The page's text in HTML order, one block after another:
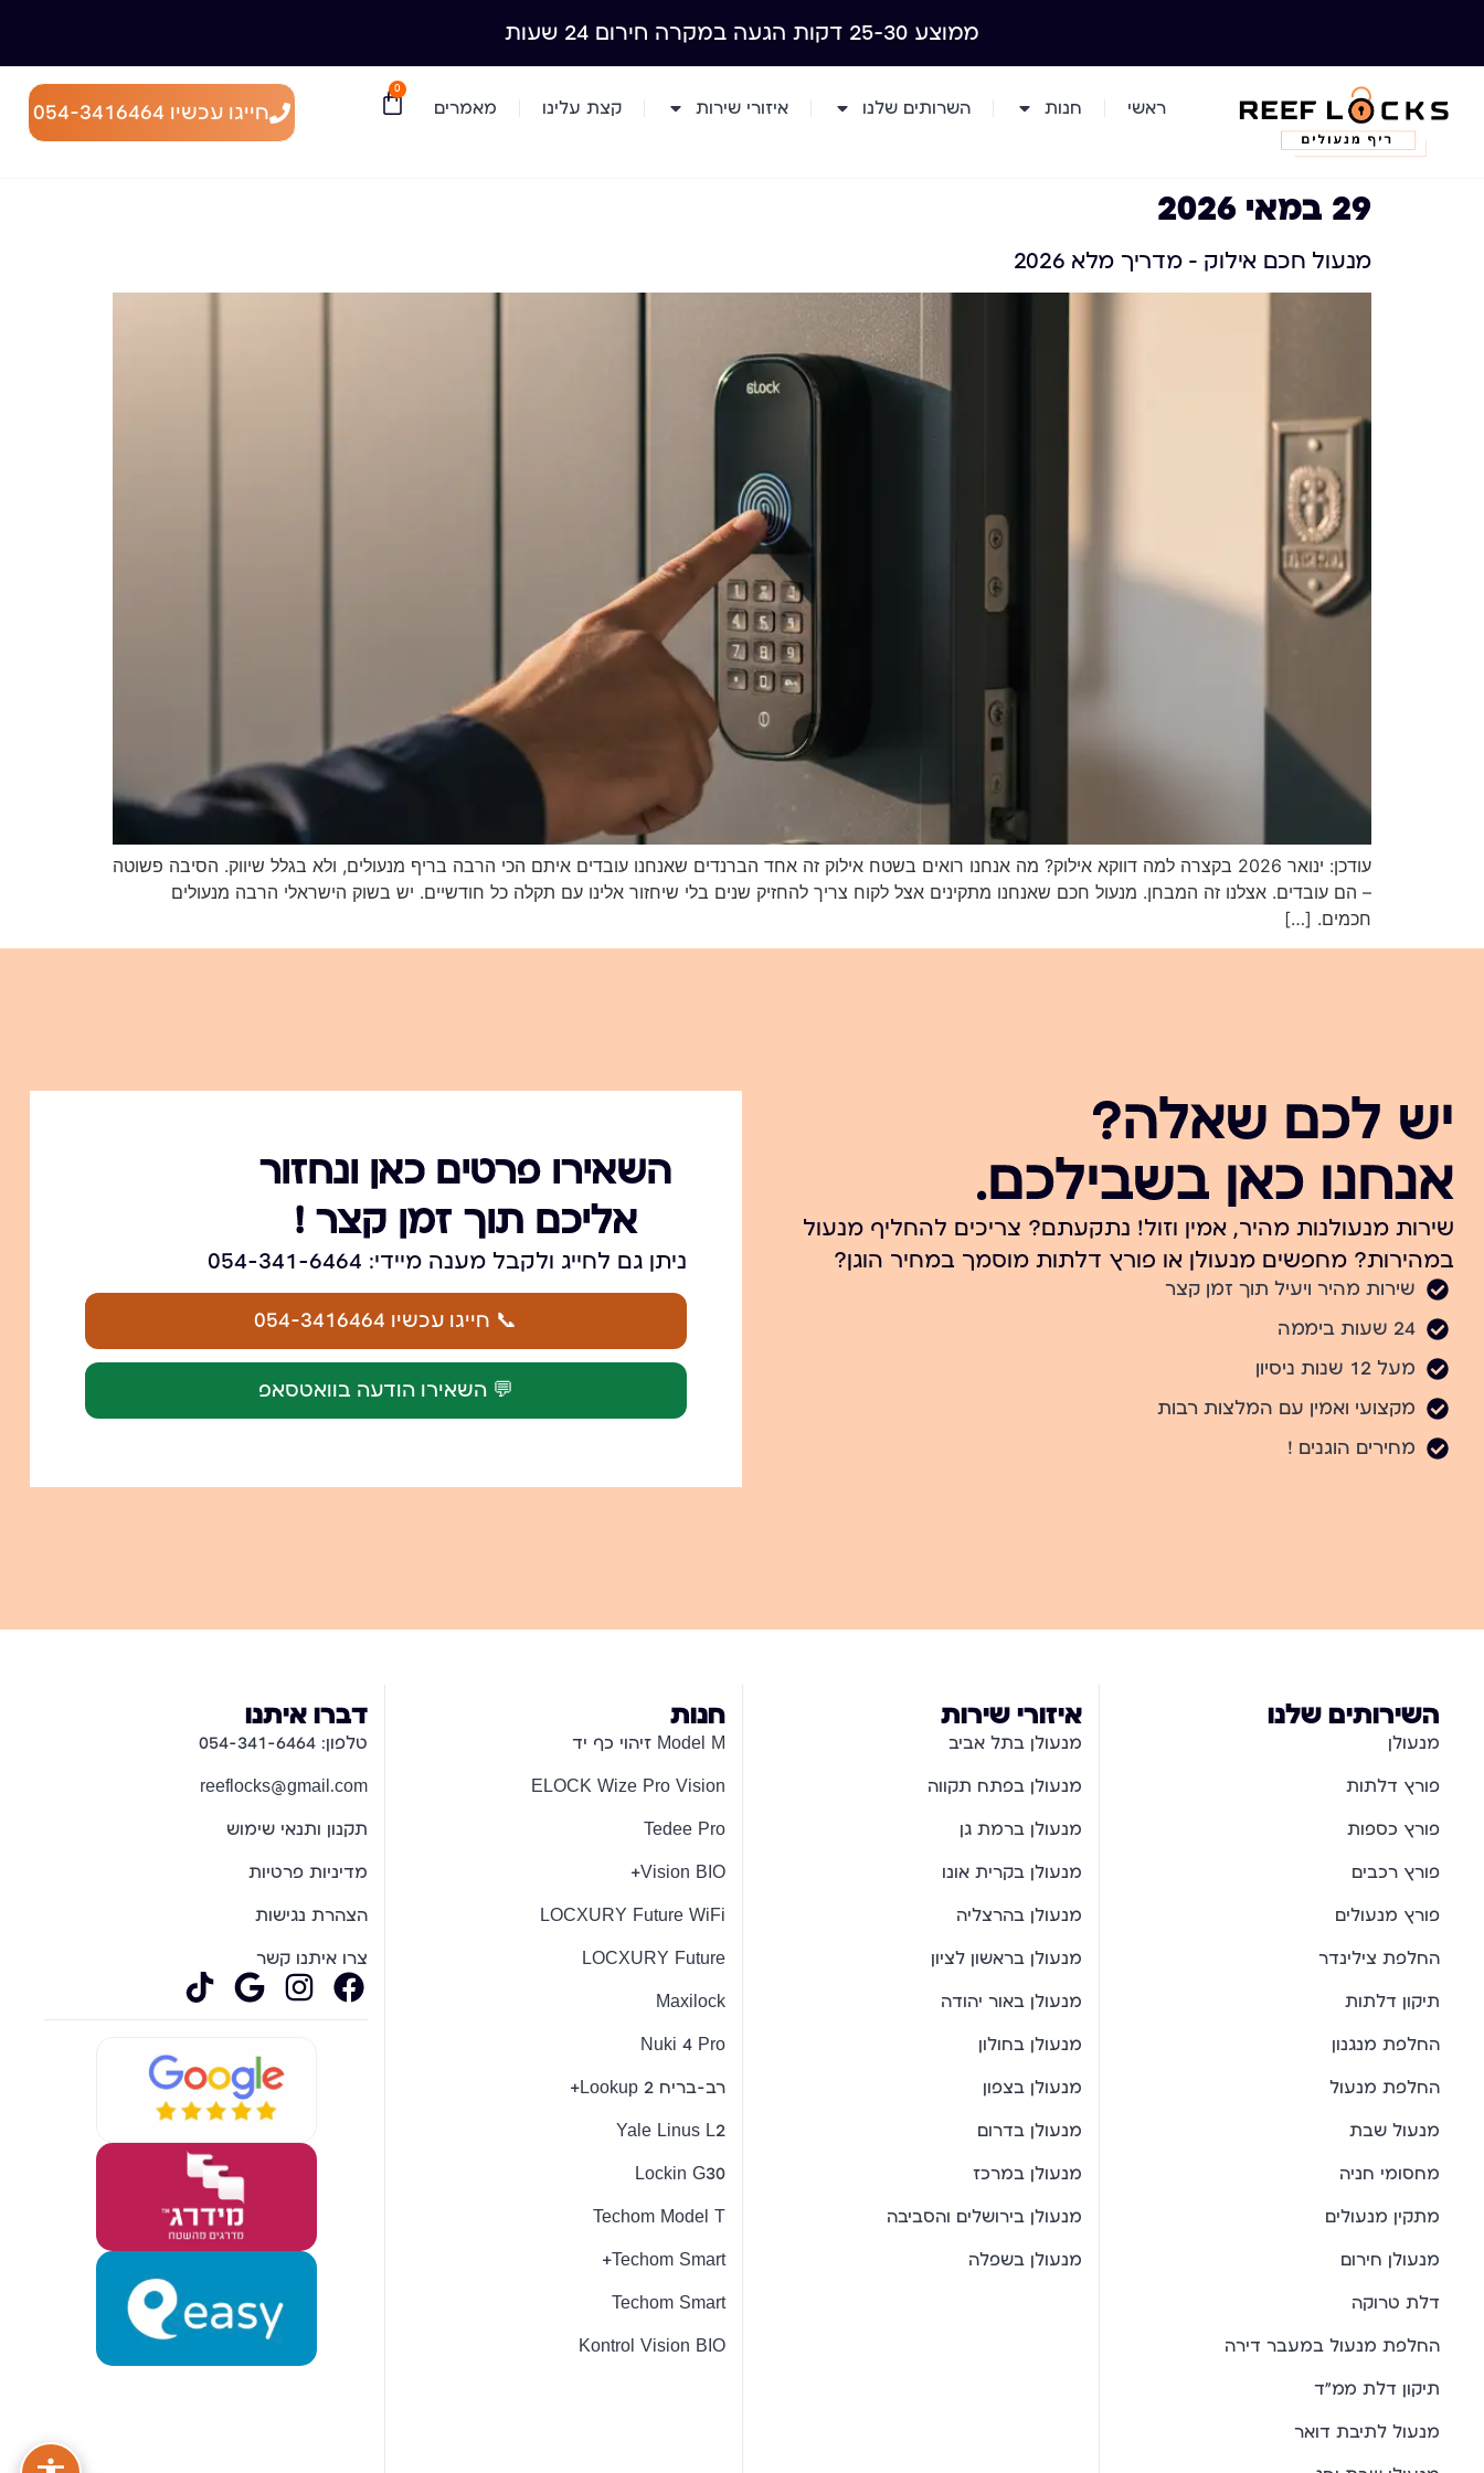
ממוצע 25-30 דקות הגעה במקרה חירום 24 שעות
ראשי חנות השרותים שלנו איזורי שירות קצת עלינו מאמרים
0
חייגו עכשיו 054-3416464
29 במאי 2026
מנעול חכם אילוק – מדריך מלא 2026
עודכן: ינואר 2026 בקצרה למה דווקא אילוק? מה אנחנו רואים בשטח אילוק זה אחד הברנדים שאנחנו עובדים איתם הכי הרבה בריף מנעולים, ולא בגלל שיווק. הסיבה פשוטה
– הם עובדים. אצלנו זה המבחן. מנעול חכם שאנחנו מתקינים אצל לקוח צריך להחזיק שנים בלי שיחזור אלינו עם תקלה כל חודשיים. יש בשוק הישראלי הרבה מנעולים
חכמים. […]
יש לכם שאלה?
אנחנו כאן בשבילכם.
שירות מנעולנות מהיר, אמין וזול! נתקעתם? צריכים להחליף מנעול
במהירות? מחפשים מנעולן או פורץ דלתות מוסמך במחיר הוגן?
שירות מהיר ויעיל תוך זמן קצר
24 שעות ביממה
מעל 12 שנות ניסיון
מקצועי ואמין עם המלצות רבות
מחירים הוגנים !
השאירו פרטים כאן ונחזור
אליכם תוך זמן קצר !
ניתן גם לחייג ולקבל מענה מיידי: 054-341-6464
📞 חייגו עכשיו 054-3416464
💬 השאירו הודעה בוואטסאפ
השירותים שלנו
מנעולן
פורץ דלתות
פורץ כספות
פורץ רכבים
פורץ מנעולים
החלפת צילינדר
תיקון דלתות
החלפת מנגנון
החלפת מנעול
מנעול שבת
מחסומי חניה
מתקין מנעולים
מנעולן חירום
דלת טרוקה
החלפת מנעול במעבר דירה
תיקון דלת ממ"ד
מנעול לתיבת דואר
איזורי שירות
מנעולן בתל אביב
מנעולן בפתח תקווה
מנעולן ברמת גן
מנעולן בקרית אונו
מנעולן בהרצליה
מנעולן בראשון לציון
מנעולן באור יהודה
מנעולן בחולון
מנעולן בצפון
מנעולן בדרום
מנעולן במרכז
מנעולן בירושלים והסביבה
מנעולן בשפלה
חנות
Model M זיהוי כף יד
ELOCK Wize Pro Vision
Tedee Pro
Vision BIO+
LOCXURY Future WiFi
LOCXURY Future
Maxilock
Nuki 4 Pro
רב-בריח Lookup 2+
Yale Linus L2
Lockin G30
Techom Model T
Techom Smart+
Techom Smart
Kontrol Vision BIO
דברו איתנו
טלפון: 054-341-6464
reeflocks@gmail.com
תקנון ותנאי שימוש
מדיניות פרטיות
הצהרת נגישות
צרו איתנו קשר